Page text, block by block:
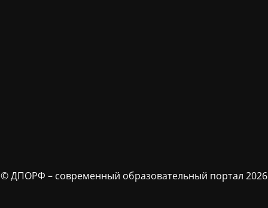
© ДПОРФ – современный образовательный портал 2026